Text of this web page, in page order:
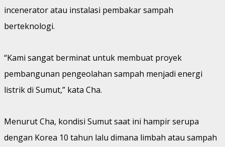
incenerator atau instalasi pembakar sampah
berteknologi.
“Kami sangat berminat untuk membuat proyek
pembangunan pengeolahan sampah menjadi energi
listrik di Sumut,” kata Cha.
Menurut Cha, kondisi Sumut saat ini hampir serupa
dengan Korea 10 tahun lalu dimana limbah atau sampah